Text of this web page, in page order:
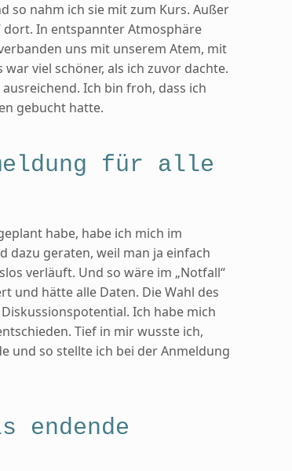
so nahm ich sie mit zum Kurs. Außer
dort. In entspannter Atmosphäre
uns mit unserem Atem, mit
viel schöner, als ich zuvor dachte.
Ich bin froh, dass ich
gebucht hatte.
für alle
habe, habe ich mich im
dazu geraten, weil man ja einfach
verläuft. Und so wäre im „Notfall“
und hätte alle Daten. Die Wahl des
Ich habe mich
Tief in mir wusste ich,
und so stellte ich bei der Anmeldung
endende